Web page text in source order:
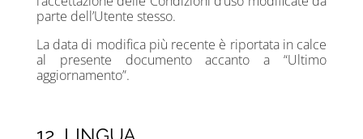
parte dell’Utente stesso.
La data di modifica più recente è riportata in calce
al presente documento accanto a “Ultimo
aggiornamento”.